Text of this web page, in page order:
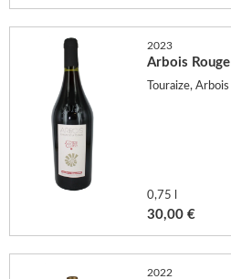
2023
Arbois
Touraize,
0,75 l
30,00 €
2022